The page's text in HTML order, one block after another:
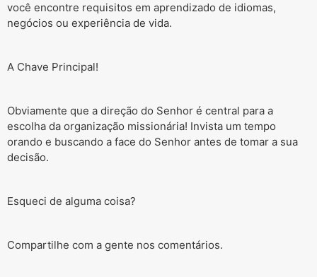
você encontre requisitos em aprendizado de idiomas,
negócios ou experiência de vida.
A Chave Principal!
Obviamente que a direção do Senhor é central para a
escolha da organização missionária! Invista um tempo
orando e buscando a face do Senhor antes de tomar a sua
decisão.
Esqueci de alguma coisa?
Compartilhe com a gente nos comentários.